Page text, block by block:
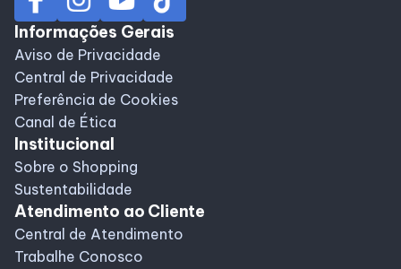
Informações Gerais
Aviso de Privacidade
Central de Privacidade
Preferência de Cookies
Canal de Ética
Institucional
Sobre o Shopping
Sustentabilidade
Atendimento ao Cliente
Central de Atendimento
Trabalhe Conosco